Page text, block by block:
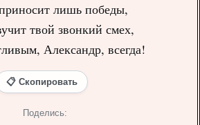
лишь победы,
твой звонкий смех,
Александр, всегда!
📋 Скопировать
Поделись: